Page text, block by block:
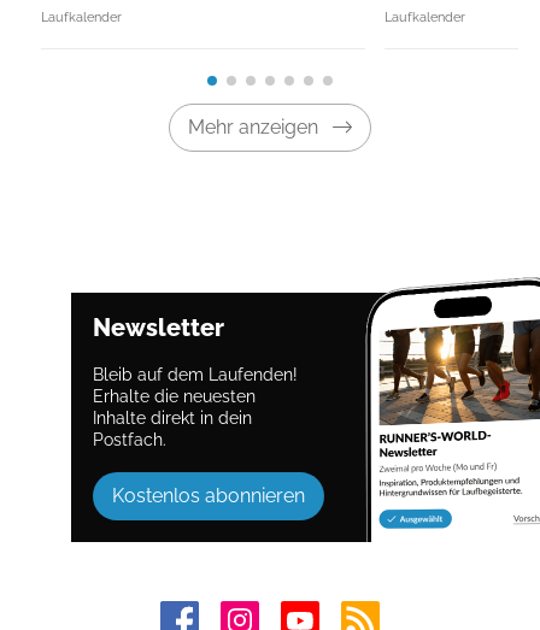
Laufkalender Laufkalender
Mehr anzeigen
Newsletter
Bleib auf dem Laufenden!
Erhalte die neuesten
Inhalte direkt in dein
Postfach.
Kostenlos abonnieren